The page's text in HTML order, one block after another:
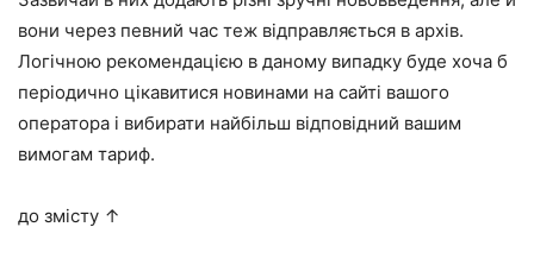
вони через певний час теж відправляється в архів.
Логічною рекомендацією в даному випадку буде хоча б
періодично цікавитися новинами на сайті вашого
оператора і вибирати найбільш відповідний вашим
вимогам тариф.
до змісту ↑